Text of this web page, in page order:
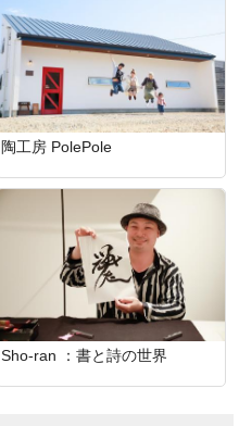
陶工房 PolePole
Sho-ran ：書と詩の世界